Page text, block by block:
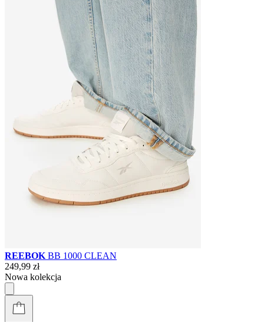
REEBOK BB 1000 CLEAN
249,99 zł
Nowa kolekcja